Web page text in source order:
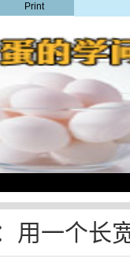
Print
用一个长